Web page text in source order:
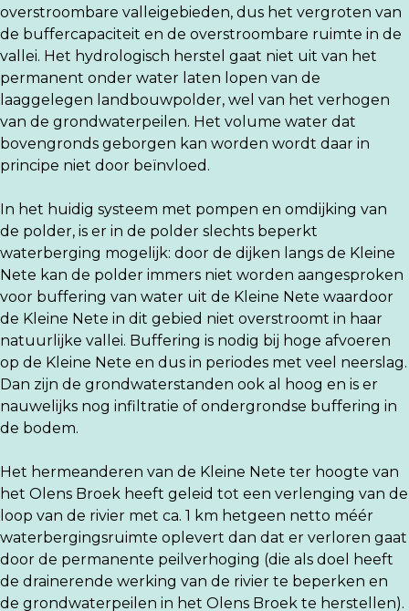
overstroombare valleigebieden, dus het vergroten van
de buffercapaciteit en de overstroombare ruimte in de
vallei. Het hydrologisch herstel gaat niet uit van het
permanent onder water laten lopen van de
laaggelegen landbouwpolder, wel van het verhogen
van de grondwaterpeilen. Het volume water dat
bovengronds geborgen kan worden wordt daar in
principe niet door beïnvloed.
In het huidig systeem met pompen en omdijking van
de polder, is er in de polder slechts beperkt
waterberging mogelijk: door de dijken langs de Kleine
Nete kan de polder immers niet worden aangesproken
voor buffering van water uit de Kleine Nete waardoor
de Kleine Nete in dit gebied niet overstroomt in haar
natuurlijke vallei. Buffering is nodig bij hoge afvoeren
op de Kleine Nete en dus in periodes met veel neerslag.
Dan zijn de grondwaterstanden ook al hoog en is er
nauwelijks nog infiltratie of ondergrondse buffering in
de bodem.
Het hermeanderen van de Kleine Nete ter hoogte van
het Olens Broek heeft geleid tot een verlenging van de
loop van de rivier met ca. 1 km hetgeen netto méér
waterbergingsruimte oplevert dan dat er verloren gaat
door de permanente peilverhoging (die als doel heeft
de drainerende werking van de rivier te beperken en
de grondwaterpeilen in het Olens Broek te herstellen).